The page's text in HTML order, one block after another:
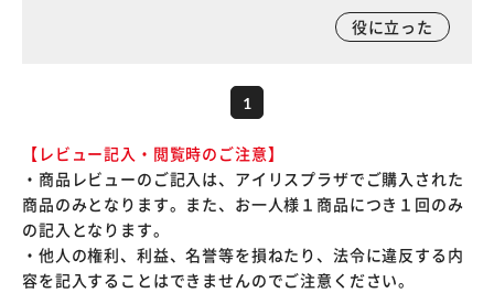
役に立った
1
【レビュー記入・閲覧時のご注意】
・商品レビューのご記入は、アイリスプラザでご購入された
商品のみとなります。また、お一人様１商品につき１回のみ
の記入となります。
・他人の権利、利益、名誉等を損ねたり、法令に違反する内
容を記入することはできませんのでご注意ください。